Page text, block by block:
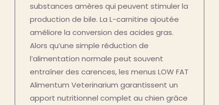
substances amères qui peuvent stimuler la
production de bile. La L-carnitine ajoutée
améliore la conversion des acides gras.
Alors qu’une simple réduction de
l’alimentation normale peut souvent
entraîner des carences, les menus LOW FAT
Alimentum Veterinarium garantissent un
apport nutritionnel complet au chien grâce